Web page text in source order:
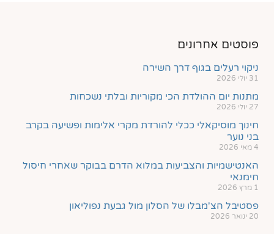
פוסטים אחרונים
ניקוי רעלים בגוף דרך השירה
31 יולי 2026
מתנות יום ההולדת הכי מקוריות ובלתי נשכחות
27 יולי 2026
חינוך מוסיקאלי ככלי להורדת מקרי אלימות ופשיעה בקרב
בני נוער
4 מאי 2026
האנטישמיות והצביעות במלוא הדרם בבוקר שאחרי חיסול
חימנאי
1 מרץ 2026
פסטיבל הצ'מבלו של הסלון מול גבעת נפוליאון
20 ינואר 2026